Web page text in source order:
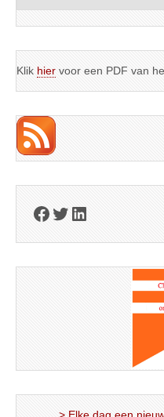
Klik hier voor een PDF van
Facebook
Twitter
LinkedIn
> Elke dag een